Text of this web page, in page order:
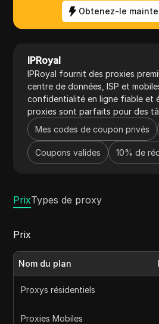
Obtenez-le
IPRoyal
IPRoyal fournit des proxies
centre de données, ISP et
confidentialité en ligne fiable et
proxies sont parfaits pour des
web scraping, la gestion des
recherche de marché et
excellent rapport qualité-prix.
éthiquement sourcées provenant
aide les utilisateurs à contourner
restrictions géographiques.
un service de proxy de premier
Mes codes de coupon privés
Coupons valides 10% de
PrixTypes de proxy
Prix
Nom du plan
Proxys résidentiels
Proxies Mobiles